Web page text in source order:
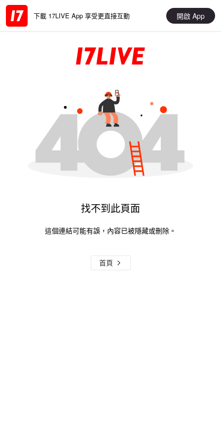
下載 17LIVE App 享受更直接互動 開啟 App
找不到此頁面
這個連結可能有誤，內容已被隱藏或刪除。
首頁